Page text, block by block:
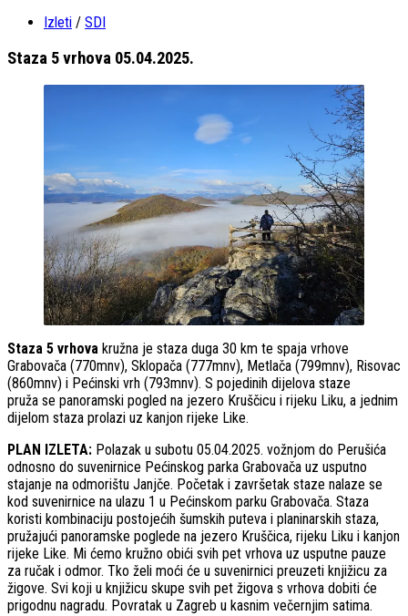
Izleti / SDI
Staza 5 vrhova 05.04.2025.
Staza 5 vrhova kružna je staza duga 30 km te spaja vrhove
Grabovača (770mnv), Sklopača (777mnv), Metlača (799mnv), Risovac
(860mnv) i Pećinski vrh (793mnv). S pojedinih dijelova staze
pruža se panoramski pogled na jezero Kruščicu i rijeku Liku, a jednim
dijelom staza prolazi uz kanjon rijeke Like.
PLAN IZLETA: Polazak u subotu 05.04.2025. vožnjom do Perušića
odnosno do suvenirnice Pećinskog parka Grabovača uz usputno
stajanje na odmorištu Janjče. Početak i završetak staze nalaze se
kod suvenirnice na ulazu 1 u Pećinskom parku Grabovača. Staza
koristi kombinaciju postojećih šumskih puteva i planinarskih staza,
pružajući panoramske poglede na jezero Kruščica, rijeku Liku i kanjon
rijeke Like. Mi ćemo kružno obići svih pet vrhova uz usputne pauze
za ručak i odmor. Tko želi moći će u suvenirnici preuzeti knjižicu za
žigove. Svi koji u knjižicu skupe svih pet žigova s vrhova dobiti će
prigodnu nagradu. Povratak u Zagreb u kasnim večernjim satima.